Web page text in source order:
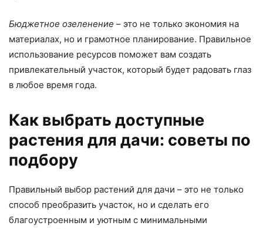
Бюджетное озеленение – это не только экономия на
материалах, но и грамотное планирование. Правильное
использование ресурсов поможет вам создать
привлекательный участок, который будет радовать глаз
в любое время года.
Как выбрать доступные
растения для дачи: советы по
подбору
Правильный выбор растений для дачи – это не только
способ преобразить участок, но и сделать его
благоустроенным и уютным с минимальными